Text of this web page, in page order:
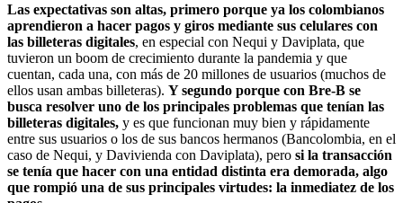
Las expectativas son altas, primero porque ya los colombianos
aprendieron a hacer pagos y giros mediante sus celulares con
las billeteras digitales, en especial con Nequi y Daviplata, que
tuvieron un boom de crecimiento durante la pandemia y que
cuentan, cada una, con más de 20 millones de usuarios (muchos de
ellos usan ambas billeteras). Y segundo porque con Bre-B se
busca resolver uno de los principales problemas que tenían las
billeteras digitales, y es que funcionan muy bien y rápidamente
entre sus usuarios o los de sus bancos hermanos (Bancolombia, en el
caso de Nequi, y Davivienda con Daviplata), pero si la transacción
se tenía que hacer con una entidad distinta era demorada, algo
que rompió una de sus principales virtudes: la inmediatez de los